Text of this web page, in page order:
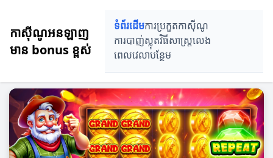
កាស៊ីណូអនឡាញ
មាន bonus ខ្ពស់
ទំព័រដើមការប្រកួតកាស៊ីណូ
ការបាញ់ស្លុតវិធីសាស្ត្រលេង
ពេលវេលាបន្ថែម